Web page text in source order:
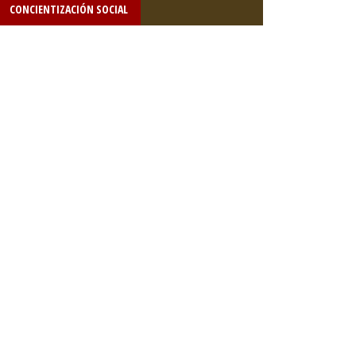
CONCIENTIZACIÓN SOCIAL